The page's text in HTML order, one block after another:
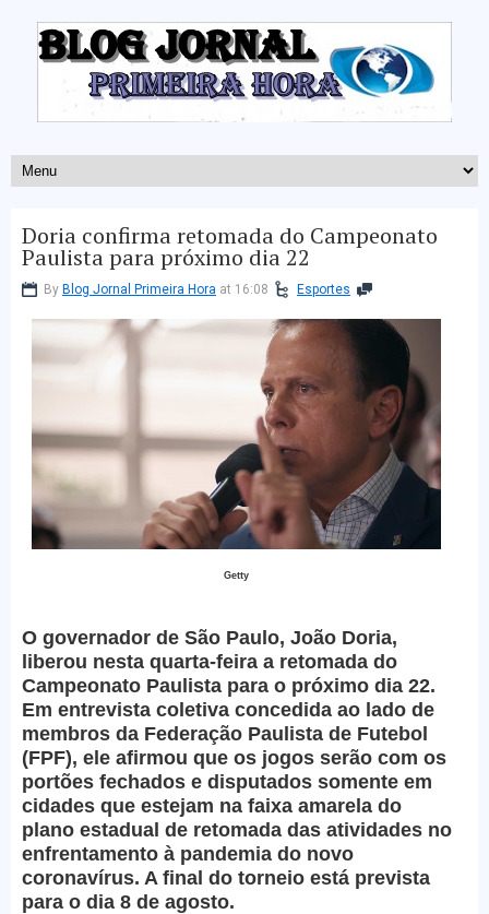
Doria confirma retomada do Campeonato
Paulista para próximo dia 22
By Blog Jornal Primeira Hora at 16:08 Esportes
Getty
O governador de São Paulo, João Doria,
liberou nesta quarta-feira a retomada do
Campeonato Paulista para o próximo dia 22.
Em entrevista coletiva concedida ao lado de
membros da Federação Paulista de Futebol
(FPF), ele afirmou que os jogos serão com os
portões fechados e disputados somente em
cidades que estejam na faixa amarela do
plano estadual de retomada das atividades no
enfrentamento à pandemia do novo
coronavírus. A final do torneio está prevista
para o dia 8 de agosto.